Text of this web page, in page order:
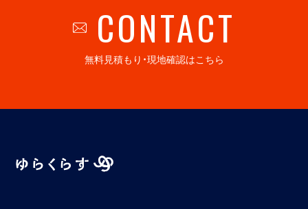
CONTACT
無料見積もり・現地確認はこちら